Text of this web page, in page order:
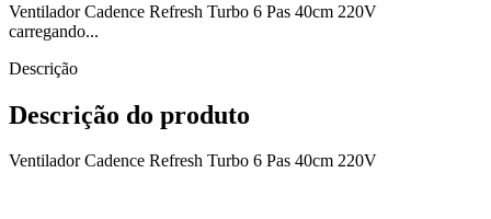
Ventilador Cadence Refresh Turbo 6 Pas 40cm 220V
carregando...
Descrição
Descrição do produto
Ventilador Cadence Refresh Turbo 6 Pas 40cm 220V